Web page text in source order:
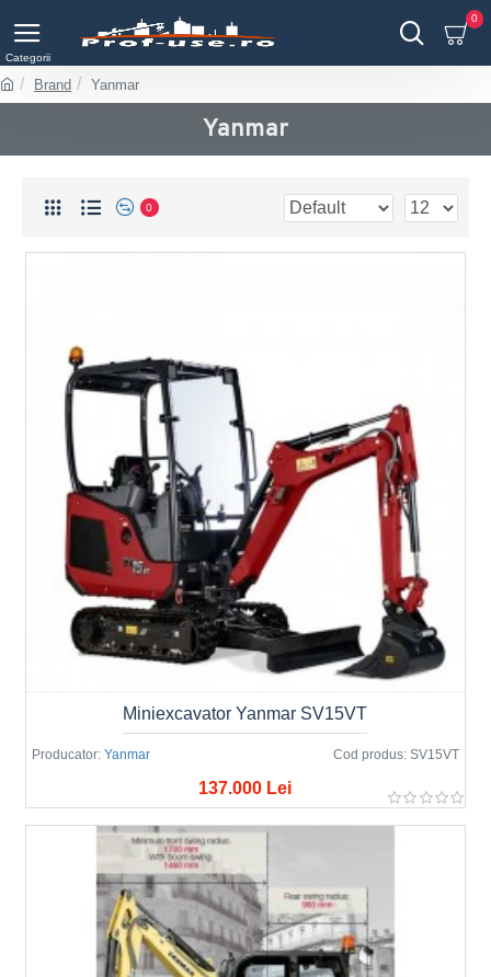
0
Brand Yanmar
Yanmar
0
Producator: Yanmar Cod produs: SV15VT
Miniexcavator Yanmar SV15VT
137.000 Lei